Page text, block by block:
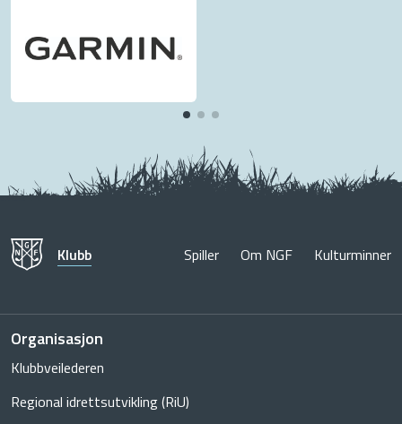
Klubb Spiller Om NGF Kulturminner
Organisasjon
Klubbveilederen
Regional idrettsutvikling (RiU)